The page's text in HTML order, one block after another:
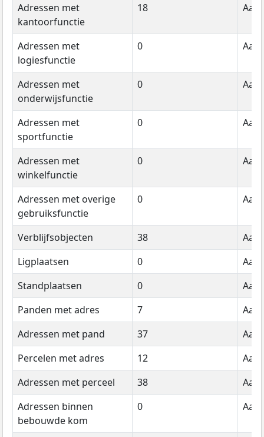
Adressen met
kantoorfunctie
18
Adressen met
logiesfunctie
0
Adressen met
onderwijsfunctie
0
Adressen met
sportfunctie
0
Adressen met
winkelfunctie
0
Adressen met overige
gebruiksfunctie
0
Verblijfsobjecten 38
Ligplaatsen
0
Standplaatsen
0
Panden met adres
7
Adressen met pand
37
Percelen met adres
12
Adressen met perceel
38
Adressen binnen
bebouwde kom
0